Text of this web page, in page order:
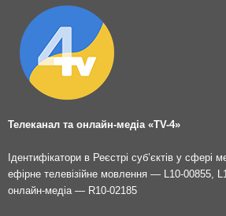
Телеканал та онлайн-медіа «TV-4»
Ідентифікатори в Реєстрі суб’єктів у сфері
ефірне телевізійне мовлення — L10-00855,
онлайн-медіа — R10-02185